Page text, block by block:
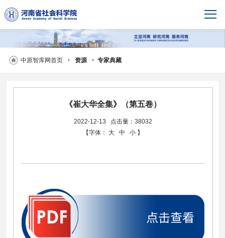
中原智库网首页 资源 专家典藏
《崔大华全集》（第五卷）
2022-12-13
点击量：38032
【字体：
大 中 小 】